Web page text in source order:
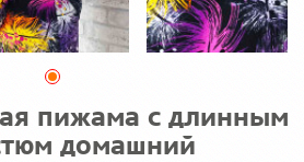
пижама с длинным
домашний